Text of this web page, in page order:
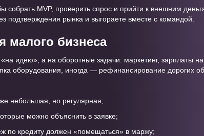
собрать MVP, проверить спрос и прийти к внешним
подтверждения рынка и выгораете вместе с командой.
малого бизнеса
идею», а на оборотные задачи: маркетинг, зарплаты
оборудования, иногда — рефинансирование дорогих
небольшая, но регулярная;
можно объяснить в заявке;
по кредиту должен «помещаться» в маржу;